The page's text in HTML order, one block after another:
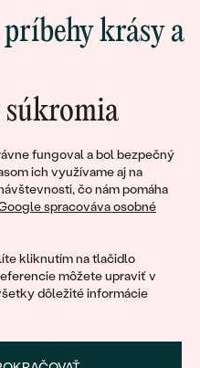
súkromia
fungoval a bol bezpečný
ich využívame aj na
čo nám pomáha
spracováva osobné
kliknutím na tlačidlo
môžete upraviť v
dôležité informácie
krásy a